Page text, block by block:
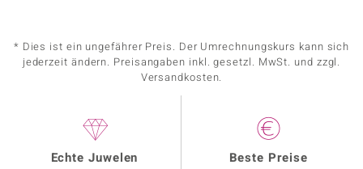
* Dies ist ein ungefährer Preis. Der Umrechnungskurs kann sich
jederzeit ändern. Preisangaben inkl. gesetzl. MwSt. und zzgl.
Versandkosten.
Echte Juwelen Beste Preise